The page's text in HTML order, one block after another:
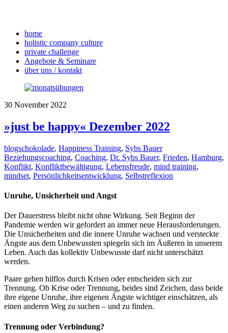
home
holistic company culture
private challenge
Angebote & Seminare
über uns / kontakt
30 November 2022
»just be happy« Dezember 2022
blogschokolade, Happiness Training, Sybs Bauer
Beziehungscoaching, Coaching, Dr. Sybs Bauer, Frieden, Hamburg,
Konflikt, Konfliktbewältigung, Lebensfreude, mind training,
mindset, Persönlichkeitsentwicklung, Selbstreflexion
Unruhe, Unsicherheit und Angst
Der Dauerstress bleibt nicht ohne Wirkung. Seit Beginn der
Pandemie werden wir gefordert an immer neue Herausforderungen.
Die Unsicherheiten und die innere Unruhe wachsen und versteckte
Ängste aus dem Unbewussten spiegeln sich im Äußeren in unserem
Leben. Auch das kollektiv Unbewusste darf nicht unterschätzt
werden.
Paare gehen hilflos durch Krisen oder entscheiden sich zur
Trennung. Ob Krise oder Trennung, beides sind Zeichen, dass beide
ihre eigene Unruhe, ihre eigenen Ängste wichtiger einschätzen, als
einen anderen Weg zu suchen – und zu finden.
Trennung oder Verbindung?